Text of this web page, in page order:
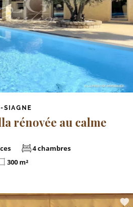
SIAGNE
rénovée au calme
4 chambres
300 m²